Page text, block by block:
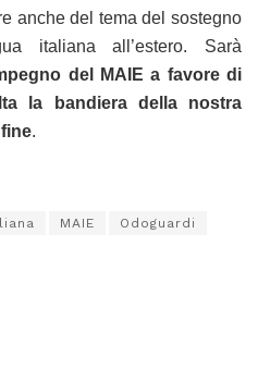
anche del tema del sostegno
italiana all’estero. Sarà
del MAIE a favore di
la bandiera della nostra
.
MAIE Odoguardi